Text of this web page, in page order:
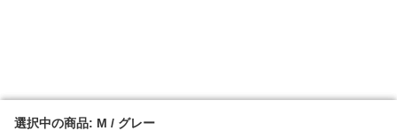
選択中の商品: M / グレー
選択中の商品: M / グレー